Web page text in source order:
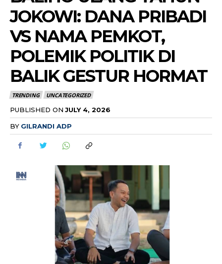
JOKOWI: DANA PRIBADI
VS NAMA PEMKOT,
POLEMIK POLITIK DI
BALIK GESTUR HORMAT
TRENDING UNCATEGORIZED
PUBLISHED ON JULY 4, 2026
BY GILRANDI ADP